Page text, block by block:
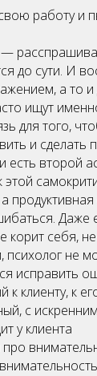
работу и
до сути. И
а то
ищут
для того,
и сделать
есть второй
Даже
корит себя,
психолог не
исправить
к клиенту, к
с
у клиента